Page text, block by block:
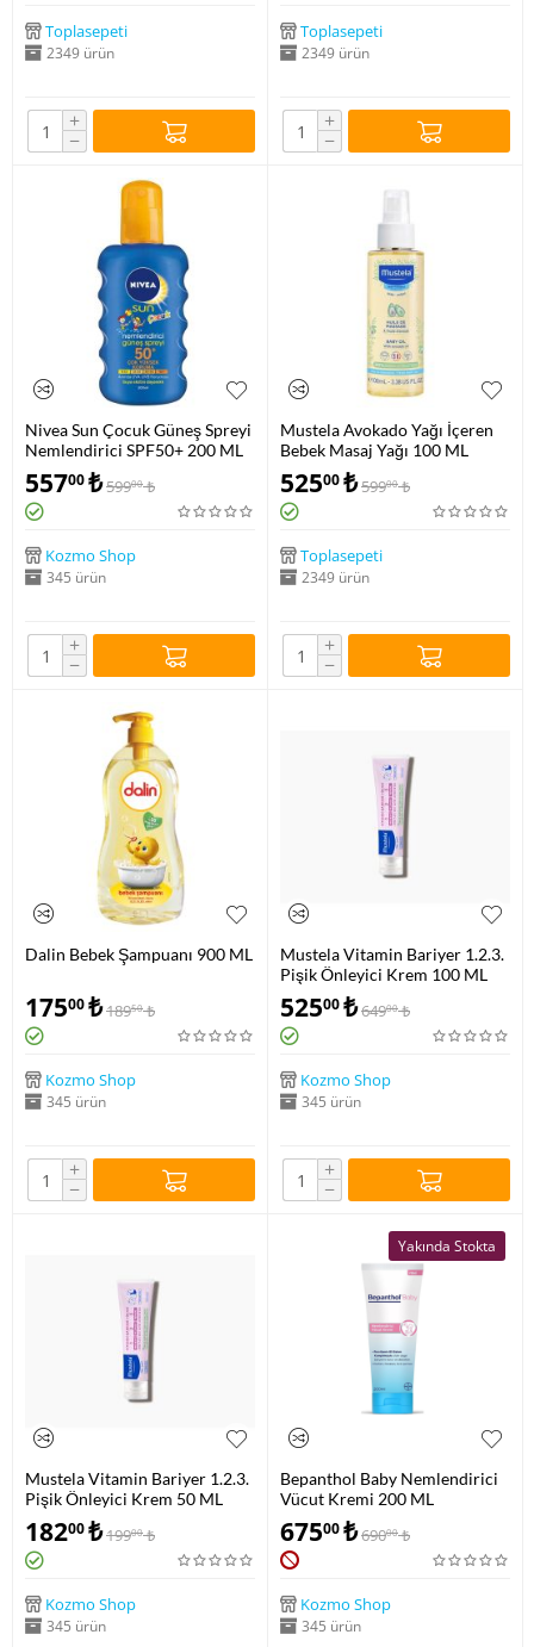
Toplasepeti
2349 ürün
+
−
Toplasepeti
2349 ürün
+
−
Nivea Sun Çocuk Güneş Spreyi
Nemlendirici SPF50+ 200 ML
55700₺59900 ₺
Kozmo Shop
345 ürün
+
−
Mustela Avokado Yağı İçeren
Bebek Masaj Yağı 100 ML
52500₺59900 ₺
Toplasepeti
2349 ürün
+
−
Dalin Bebek Şampuanı 900 ML
17500₺18950 ₺
Kozmo Shop
345 ürün
+
−
Mustela Vitamin Bariyer 1.2.3.
Pişik Önleyici Krem 100 ML
52500₺64900 ₺
Kozmo Shop
345 ürün
+
−
Mustela Vitamin Bariyer 1.2.3.
Pişik Önleyici Krem 50 ML
18200₺19900 ₺
Kozmo Shop
345 ürün
Yakında Stokta
Bepanthol Baby Nemlendirici
Vücut Kremi 200 ML
67500₺69000 ₺
Kozmo Shop
345 ürün